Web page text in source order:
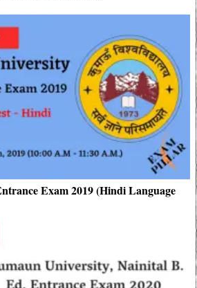
Exam 2019 (Hindi Language